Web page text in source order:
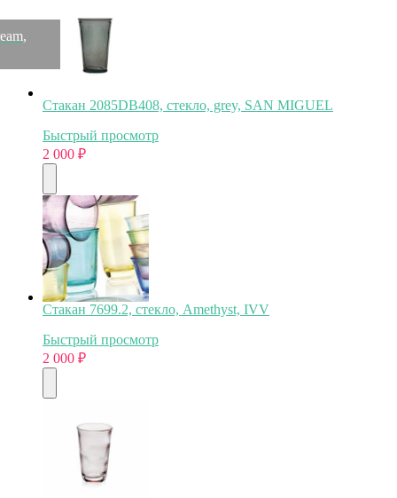
Стакан 2085DB408, стекло, grey, SAN MIGUEL
Быстрый просмотр
2 000 ₽
Стакан 7699.2, стекло, Amethyst, IVV
Быстрый просмотр
2 000 ₽